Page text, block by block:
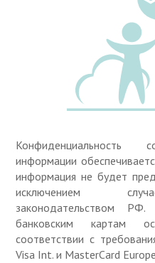
Конфиденциальность
информации
информация не будет
исключением
законодательством
банковским картам
соответствии с
Visa Int. и MasterCard